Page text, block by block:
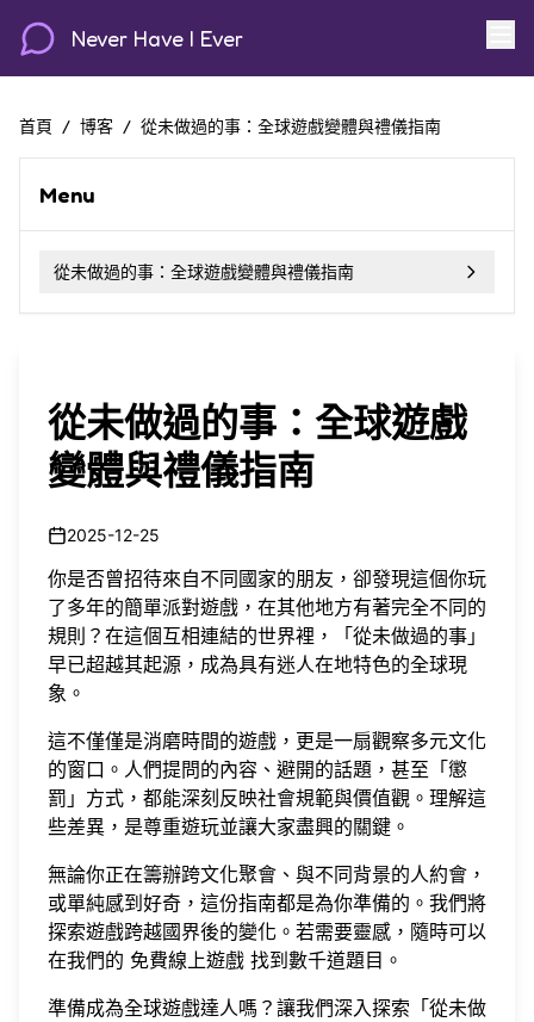
Never Have I Ever
首頁 / 博客 / 從未做過的事：全球遊戲變體與禮儀指南
Menu
從未做過的事：全球遊戲變體與禮儀指南
從未做過的事：全球遊戲
變體與禮儀指南
2025-12-25
你是否曾招待來自不同國家的朋友，卻發現這個你玩
了多年的簡單派對遊戲，在其他地方有著完全不同的
規則？在這個互相連結的世界裡，「從未做過的事」
早已超越其起源，成為具有迷人在地特色的全球現
象。
這不僅僅是消磨時間的遊戲，更是一扇觀察多元文化
的窗口。人們提問的內容、避開的話題，甚至「懲
罰」方式，都能深刻反映社會規範與價值觀。理解這
些差異，是尊重遊玩並讓大家盡興的關鍵。
無論你正在籌辦跨文化聚會、與不同背景的人約會，
或單純感到好奇，這份指南都是為你準備的。我們將
探索遊戲跨越國界後的變化。若需要靈感，隨時可以
在我們的 免費線上遊戲 找到數千道題目。
準備成為全球遊戲達人嗎？讓我們深入探索「從未做